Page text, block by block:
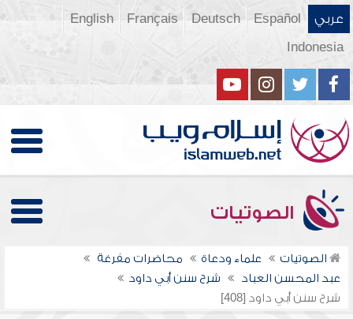
عربي Español
Deutsch
Français
English
Indonesia
الصوتيات
الصوتيات علماء ودعاة
محاضرات مفرغة
عبد المحسن العباد
شرح سنن أبي داود
شرح سنن أبي داود [408]